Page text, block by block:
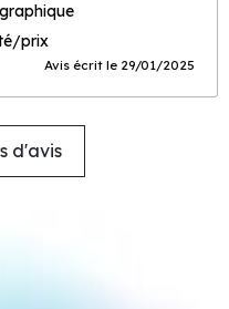
prix
Avis écrit le 29/01/2025
d'avis